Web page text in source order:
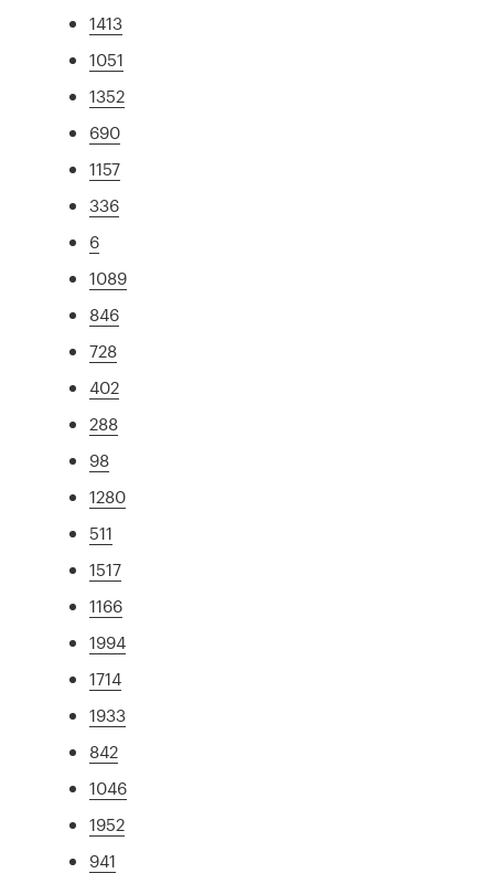
1413
1051
1352
690
1157
336
6
1089
846
728
402
288
98
1280
511
1517
1166
1994
1714
1933
842
1046
1952
941